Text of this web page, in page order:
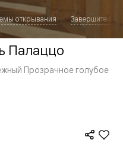
открывания Завершите
Палаццо
Прозрачное голубое